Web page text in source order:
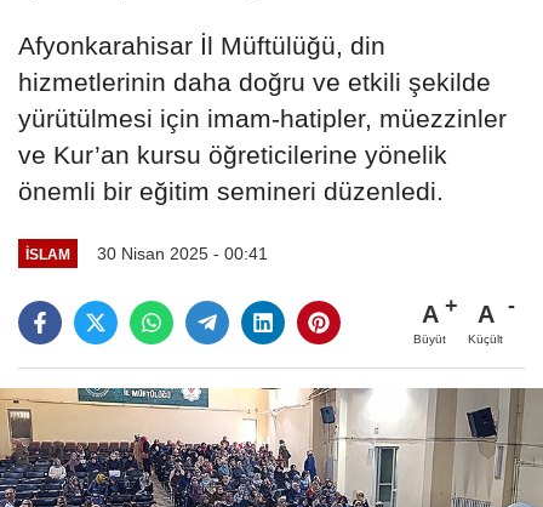
Afyonkarahisar İl Müftülüğü, din
hizmetlerinin daha doğru ve etkili şekilde
yürütülmesi için imam-hatipler, müezzinler
ve Kur’an kursu öğreticilerine yönelik
önemli bir eğitim semineri düzenledi.
İSLAM 30 Nisan 2025 - 00:41
A
Büyüt
A
Küçült